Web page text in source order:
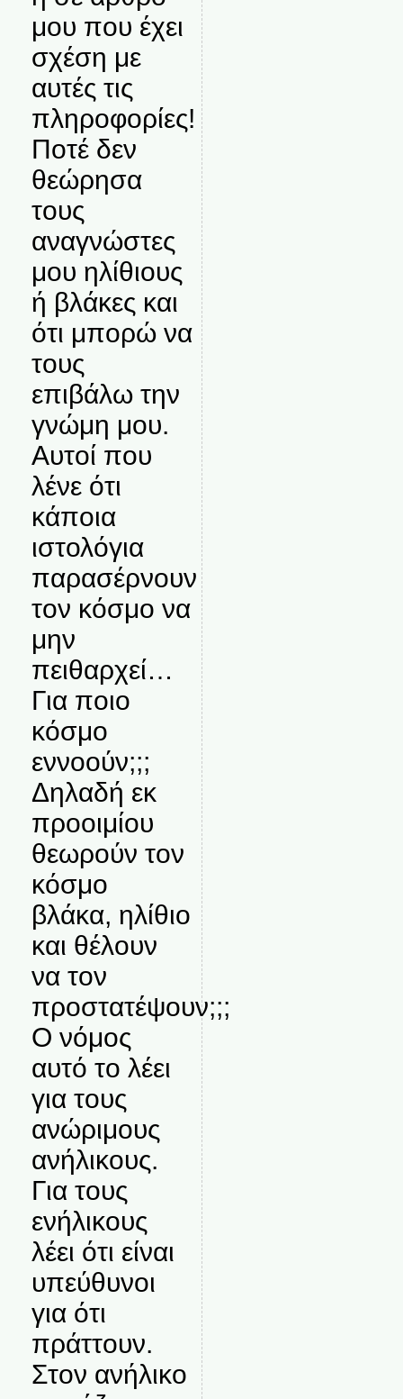
μου που έχει
σχέση με
αυτές τις
πληροφορίες!
Ποτέ δεν
θεώρησα
τους
αναγνώστες
μου ηλίθιους
ή βλάκες και
ότι μπορώ να
τους
επιβάλω την
γνώμη μου.
Αυτοί που
λένε ότι
κάποια
ιστολόγια
παρασέρνουν
τον κόσμο να
μην
πειθαρχεί…
Για ποιο
κόσμο
εννοούν;;;
Δηλαδή εκ
προοιμίου
θεωρούν τον
κόσμο
βλάκα, ηλίθιο
και θέλουν
να τον
προστατέψουν;;;
Ο νόμος
αυτό το λέει
για τους
ανώριμους
ανήλικους.
Για τους
ενήλικους
λέει ότι είναι
υπεύθυνοι
για ότι
πράττουν.
Στον ανήλικο